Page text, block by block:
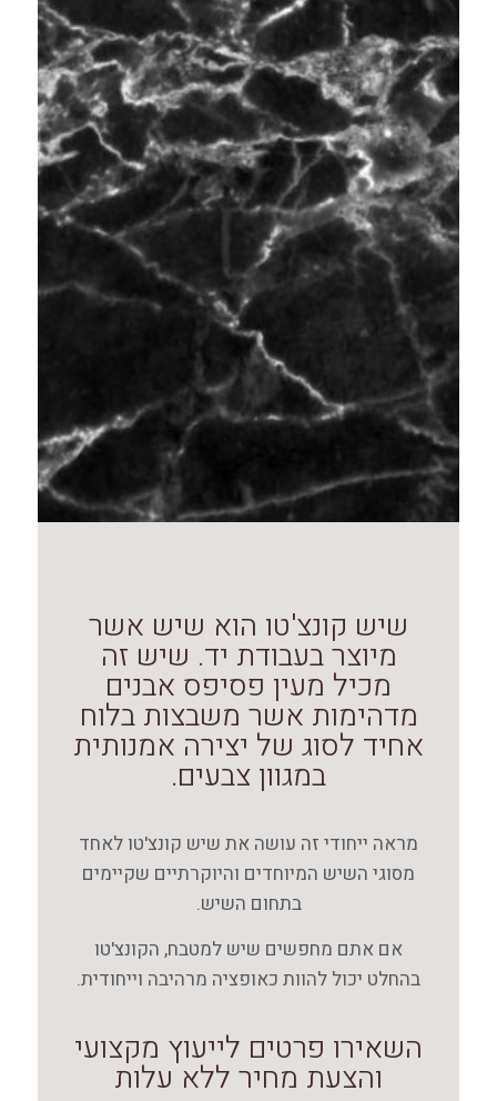
שיש קונצ'טו הוא שיש אשר
מיוצר בעבודת יד. שיש זה
מכיל מעין פסיפס אבנים
מדהימות אשר משבצות בלוח
אחיד לסוג של יצירה אמנותית
במגוון צבעים.
מראה ייחודי זה עושה את שיש קונצ'טו לאחד
מסוגי השיש המיוחדים והיוקרתיים שקיימים
בתחום השיש.
אם אתם מחפשים שיש למטבח, הקונצ'טו
בהחלט יכול להוות כאופציה מרהיבה וייחודית.
השאירו פרטים לייעוץ מקצועי
והצעת מחיר ללא עלות